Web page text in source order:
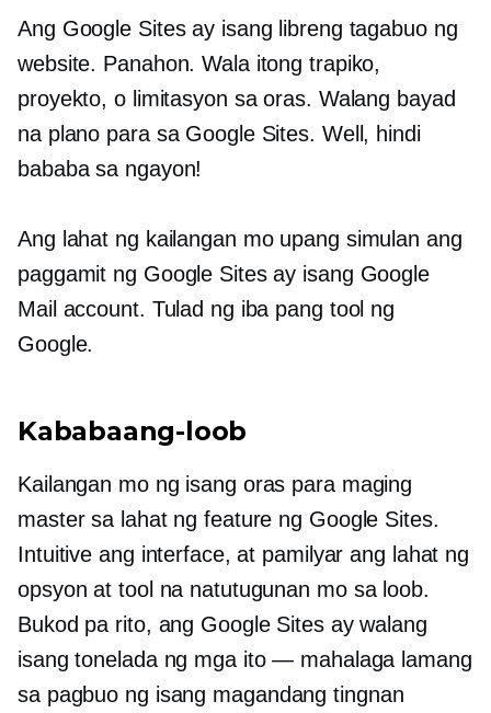
Ang Google Sites ay isang libreng tagabuo ng
website. Panahon. Wala itong trapiko,
proyekto, o limitasyon sa oras. Walang bayad
na plano para sa Google Sites. Well, hindi
bababa sa ngayon!
Ang lahat ng kailangan mo upang simulan ang
paggamit ng Google Sites ay isang Google
Mail account. Tulad ng iba pang tool ng
Google.
Kababaang-loob
Kailangan mo ng isang oras para maging
master sa lahat ng feature ng Google Sites.
Intuitive ang interface, at pamilyar ang lahat ng
opsyon at tool na natutugunan mo sa loob.
Bukod pa rito, ang Google Sites ay walang
isang tonelada ng mga ito — mahalaga lamang
sa pagbuo ng isang magandang tingnan